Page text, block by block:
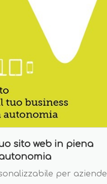
sito web in piena
per aziende